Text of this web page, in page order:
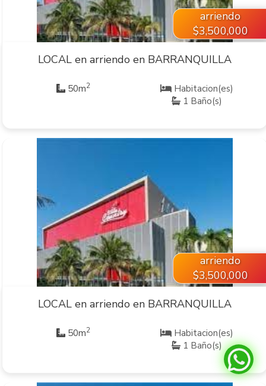
arriendo
$3,500,000
LOCAL en arriendo en BARRANQUILLA
50m2
Habitacion(es)
1 Baño(s)
VER INMUEBLE
arriendo
$3,500,000
LOCAL en arriendo en BARRANQUILLA
50m2
Habitacion(es)
1 Baño(s)